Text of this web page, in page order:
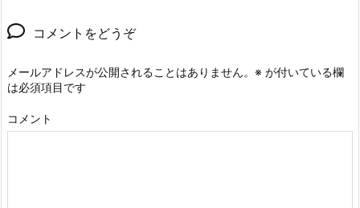
コメントをどうぞ
メールアドレスが公開されることはありません。 ※ が付いている欄
は必須項目です
コメント